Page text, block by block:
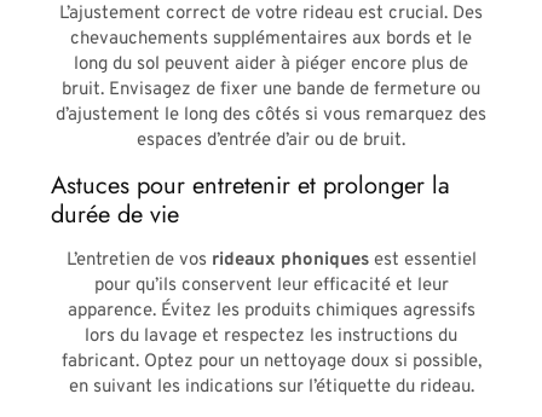
L’ajustement correct de votre rideau est crucial. Des
chevauchements supplémentaires aux bords et le
long du sol peuvent aider à piéger encore plus de
bruit. Envisagez de fixer une bande de fermeture ou
d’ajustement le long des côtés si vous remarquez des
espaces d’entrée d’air ou de bruit.
Astuces pour entretenir et prolonger la
durée de vie
L’entretien de vos rideaux phoniquesest essentiel
pour qu’ils conservent leur efficacité et leur
apparence. Évitez les produits chimiques agressifs
lors du lavage et respectez les instructions du
fabricant. Optez pour un nettoyage doux si possible,
en suivant les indications sur l’étiquette du rideau.